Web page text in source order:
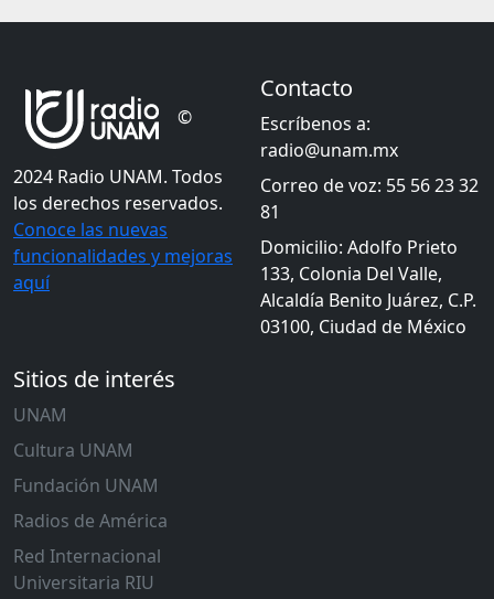
©
2024 Radio UNAM. Todos
los derechos reservados.
Conoce las nuevas
funcionalidades y mejoras
aquí
Contacto
Escríbenos a:
radio@unam.mx
Correo de voz: 55 56 23 32
81
Domicilio: Adolfo Prieto
133, Colonia Del Valle,
Alcaldía Benito Juárez, C.P.
03100, Ciudad de México
Sitios de interés
UNAM
Cultura UNAM
Fundación UNAM
Radios de América
Red Internacional
Universitaria RIU